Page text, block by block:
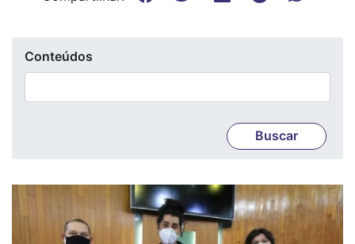
Conteúdos